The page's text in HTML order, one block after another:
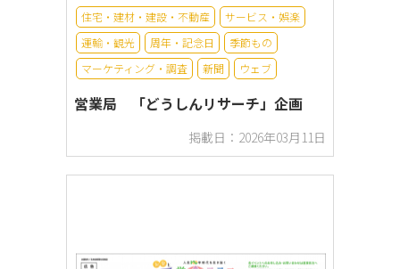
住宅・建材・建設・不動産
サービス・娯楽
運輸・観光
周年・記念日
季節もの
マーケティング・調査
新聞 ウェブ
営業局 「どうしんリサーチ」企画
掲載日：2026年03月11日